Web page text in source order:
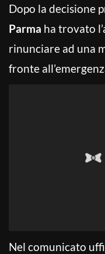
Dopo la decisione
Parma ha trovato
rinunciare ad una
fronte
Nel comunicato